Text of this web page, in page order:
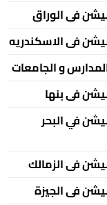
فى الوراق
فى الاسكندريه
و الجامعات
فى بنها
في البحر
فى الزمالك
فى الجيزة